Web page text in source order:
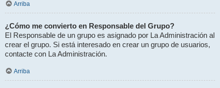
Arriba
¿Cómo me convierto en Responsable del Grupo?
El Responsable de un grupo es asignado por La Administración al
crear el grupo. Si está interesado en crear un grupo de usuarios,
contacte con La Administración.
Arriba